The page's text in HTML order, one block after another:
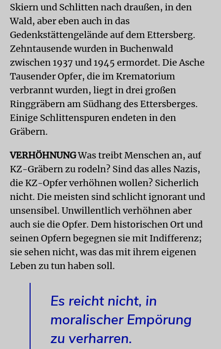
Skiern und Schlitten nach draußen, in den
Wald, aber eben auch in das
Gedenkstättengelände auf dem Ettersberg.
Zehntausende wurden in Buchenwald
zwischen 1937 und 1945 ermordet. Die Asche
Tausender Opfer, die im Krematorium
verbrannt wurden, liegt in drei großen
Ringgräbern am Südhang des Ettersberges.
Einige Schlittenspuren endeten in den
Gräbern.
VERHÖHNUNGWas treibt Menschen an, auf
KZ-Gräbern zu rodeln? Sind das alles Nazis,
die KZ-Opfer verhöhnen wollen? Sicherlich
nicht. Die meisten sind schlicht ignorant und
unsensibel. Unwillentlich verhöhnen aber
auch sie die Opfer. Dem historischen Ort und
seinen Opfern begegnen sie mit Indifferenz;
sie sehen nicht, was das mit ihrem eigenen
Leben zu tun haben soll.
Es reicht nicht, in
moralischer Empörung
zu verharren.